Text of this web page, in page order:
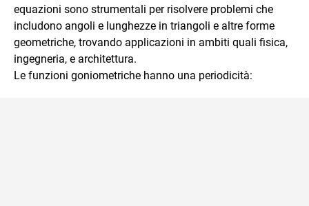
equazioni sono strumentali per risolvere problemi che
includono angoli e lunghezze in triangoli e altre forme
geometriche, trovando applicazioni in ambiti quali fisica,
ingegneria, e architettura.
Le funzioni goniometriche hanno una periodicità: